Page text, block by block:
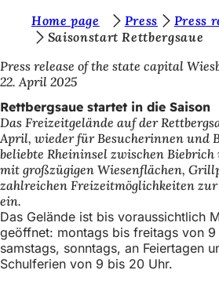
Inhalt anspringen
e
b
e
f
i
n
d
e
n
Home page Press
Press
Saisonstart Rettbergsaue
Press release of the state capital
22. April 2025
Rettbergsaue startet in die Saison
Das Freizeitgelände auf der
April, wieder für Besucherinnen und
beliebte Rheininsel zwischen
mit großzügigen Wiesenflächen,
zahlreichen Freizeitmöglichkeiten
ein.
Das Gelände ist bis voraussichtlich
geöffnet: montags bis freitags von
samstags, sonntags, an Feiertagen
Schulferien von 9 bis 20 Uhr.